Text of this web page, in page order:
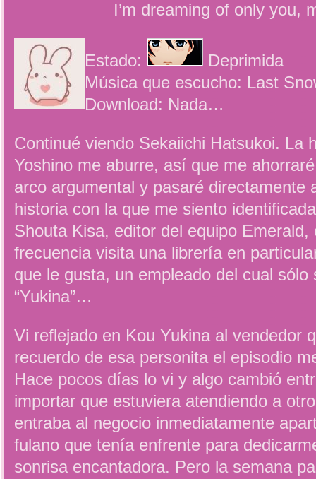
I’m dreaming of only you,
Estado:
Deprimida
Música que escucho: Last
Download: Nada…
Continué viendo Sekaiichi Hatsukoi. La
Yoshino me aburre, así que me
arco argumental y pasaré directamente
historia con la que me siento
Shouta Kisa, editor del equipo
frecuencia visita una librería en
que le gusta, un empleado del cual sólo
“Yukina”…
Vi reflejado en Kou Yukina al vendedor
recuerdo de esa personita el episodio
Hace pocos días lo vi y algo cambió
importar que estuviera atendiendo a
entraba al negocio inmediatamente
fulano que tenía enfrente para
sonrisa encantadora. Pero la semana